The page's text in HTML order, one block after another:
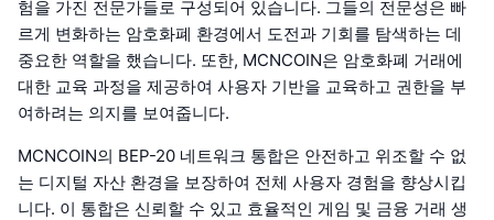
험을 가진 전문가들로 구성되어 있습니다. 그들의 전문성은 빠
르게 변화하는 암호화폐 환경에서 도전과 기회를 탐색하는 데
중요한 역할을 했습니다. 또한, MCNCOIN은 암호화폐 거래에
대한 교육 과정을 제공하여 사용자 기반을 교육하고 권한을 부
여하려는 의지를 보여줍니다.
MCNCOIN의 BEP-20 네트워크 통합은 안전하고 위조할 수 없
는 디지털 자산 환경을 보장하여 전체 사용자 경험을 향상시킵
니다. 이 통합은 신뢰할 수 있고 효율적인 게임 및 금융 거래 생